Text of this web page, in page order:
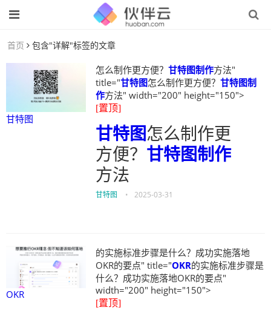
首页 包含"详解"标签的文章
甘特图
怎么制作更方便？ 甘特图制作方法"
title="甘特图怎么制作更方便？ 甘特图制
作方法" width="200" height="150">
[置顶]
甘特图怎么制作更
方便？ 甘特图制作
方法
甘特图 • 2025-03-31
OKR
的实施标准步骤是什么？成功实施落地
OKR的要点" title="OKR的实施标准步骤是
什么？成功实施落地OKR的要点"
width="200" height="150">
[置顶]